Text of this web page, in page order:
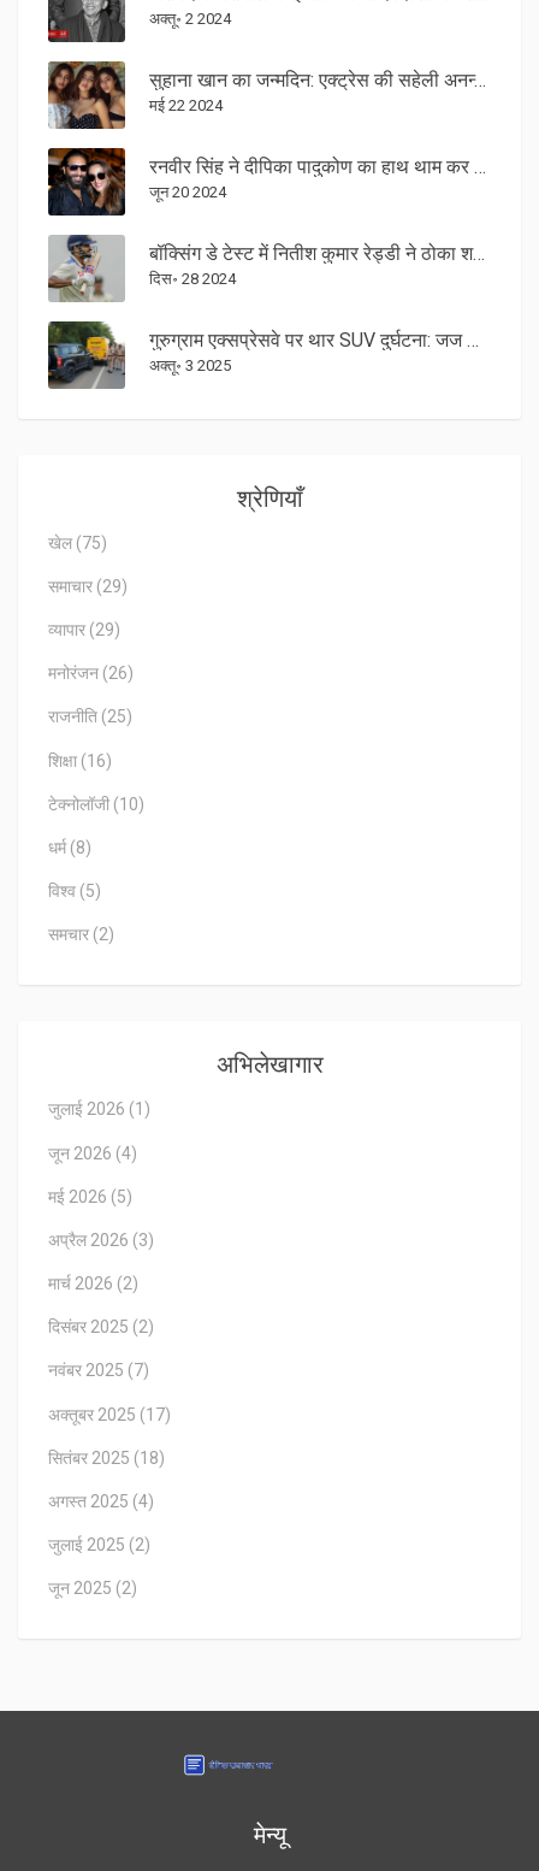
अक्तू॰ 2 2024
सुहाना खान का जन्मदिन: एक्ट्रेस की सहेली अनन्या पांडे, शनाया कपूर और अन्य ने इस खास दिन पर दी शुभकामनाएं
मई 22 2024
रनवीर सिंह ने दीपिका पादुकोण का हाथ थाम कर किया छुट्टी रवाना: देखें वीडियो
जून 20 2024
बॉक्सिंग डे टेस्ट में नितीश कुमार रेड्डी ने ठोका शतक: भारत को संकट से उबारा
दिस॰ 28 2024
गुरुग्राम एक्सप्रेसवे पर थार SUV दुर्घटना: जज की बेटी सहित 5 मृत
अक्तू॰ 3 2025
श्रेणियाँ
खेल (75)
समाचार (29)
व्यापार (29)
मनोरंजन (26)
राजनीति (25)
शिक्षा (16)
टेक्नोलॉजी (10)
धर्म (8)
विश्व (5)
समचार (2)
अभिलेखागार
जुलाई 2026 (1)
जून 2026 (4)
मई 2026 (5)
अप्रैल 2026 (3)
मार्च 2026 (2)
दिसंबर 2025 (2)
नवंबर 2025 (7)
अक्तूबर 2025 (17)
सितंबर 2025 (18)
अगस्त 2025 (4)
जुलाई 2025 (2)
जून 2025 (2)
मेन्यू